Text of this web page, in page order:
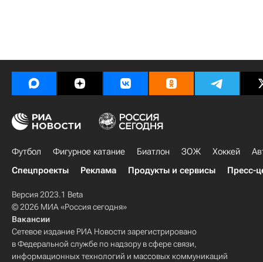
Футбол Фигурное катание Биатлон ЗОЖ Хоккей
Спецпроекты
Реклама Продукты и сервисы Пресс-
Версия 2023.1 Beta
© 2026 МИА «Россия сегодня»
Вакансии
Сетевое издание РИА Новости зарегистрировано
в Федеральной службе по надзору в сфере связи,
информационных технологий и массовых коммуникаций